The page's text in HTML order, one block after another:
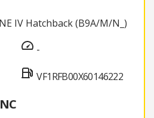
IV Hatchback (B9A/M/N_)
-
VF1RFB00X60146222